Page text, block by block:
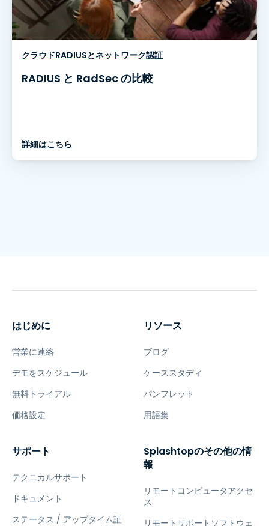
クラウドRADIUSとネットワーク認証
RADIUS と RadSec の比較
詳細はこちら
はじめに
営業に連絡
デモをスケジュール
無料トライアル
価格設定
リソース
ブログ
ケーススタディ
パンフレット
用語集
サポート
テクニカルサポート
ドキュメント
ステータス / アップタイム証
Splashtopのその他の情
報
リモートコンピュータアクセ
ス
リモートサポートソフトウェ